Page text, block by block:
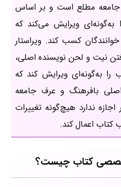
جامعه مطلع است و بر اساس
ویرایش می‌کند که
کسب کند. ویراستار
نیت و لحن نویسنده اصلی،
را به‌گونه‌ای ویرایش کند که
بافرهنگ و عرف جامعه
ندارد هیچ‌گونه تغییرات
اعمال کند.
کتاب چیست؟